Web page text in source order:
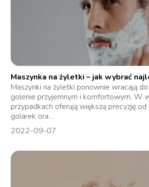
Maszynka na żyletki – jak wybrać
Maszynki na żyletki ponownie wracają
golenie przyjemnym i komfortowym. W
przypadkach oferują większą precyzję
golarek ora...
2022-09-07